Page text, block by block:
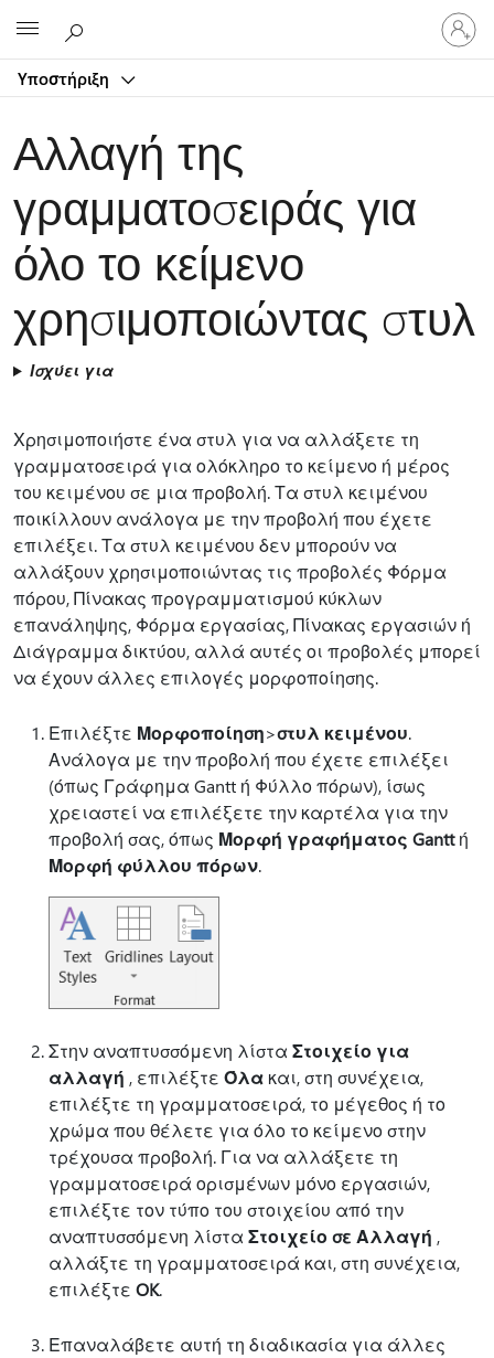
Υποστήριξη
Είσοδος
στον
Αλλαγή της
γραμματοσειράς για
όλο το κείμενο
χρησιμοποιώντας στυλ
Ισχύει για
Χρησιμοποιήστε ένα στυλ για να αλλάξετε τη
γραμματοσειρά για ολόκληρο το κείμενο ή μέρος
του κειμένου σε μια προβολή. Τα στυλ κειμένου
ποικίλλουν ανάλογα με την προβολή που έχετε
επιλέξει. Τα στυλ κειμένου δεν μπορούν να
αλλάξουν χρησιμοποιώντας τις προβολές Φόρμα
πόρου, Πίνακας προγραμματισμού κύκλων
επανάληψης, Φόρμα εργασίας, Πίνακας εργασιών ή
Διάγραμμα δικτύου, αλλά αυτές οι προβολές μπορεί
να έχουν άλλες επιλογές μορφοποίησης.
Επιλέξτε Μορφοποίηση>στυλ κειμένου.
Ανάλογα με την προβολή που έχετε επιλέξει
(όπως Γράφημα Gantt ή Φύλλο πόρων), ίσως
χρειαστεί να επιλέξετε την καρτέλα για την
προβολή σας, όπως Μορφή γραφήματος Ganttή
Μορφή φύλλου πόρων.
Στην αναπτυσσόμενη λίστα Στοιχείο για
αλλαγή , επιλέξτε Όλα και, στη συνέχεια,
επιλέξτε τη γραμματοσειρά, το μέγεθος ή το
χρώμα που θέλετε για όλο το κείμενο στην
τρέχουσα προβολή. Για να αλλάξετε τη
γραμματοσειρά ορισμένων μόνο εργασιών,
επιλέξτε τον τύπο του στοιχείου από την
αναπτυσσόμενη λίστα Στοιχείο σε Αλλαγή ,
αλλάξτε τη γραμματοσειρά και, στη συνέχεια,
επιλέξτε OK.
Επαναλάβετε αυτή τη διαδικασία για άλλες